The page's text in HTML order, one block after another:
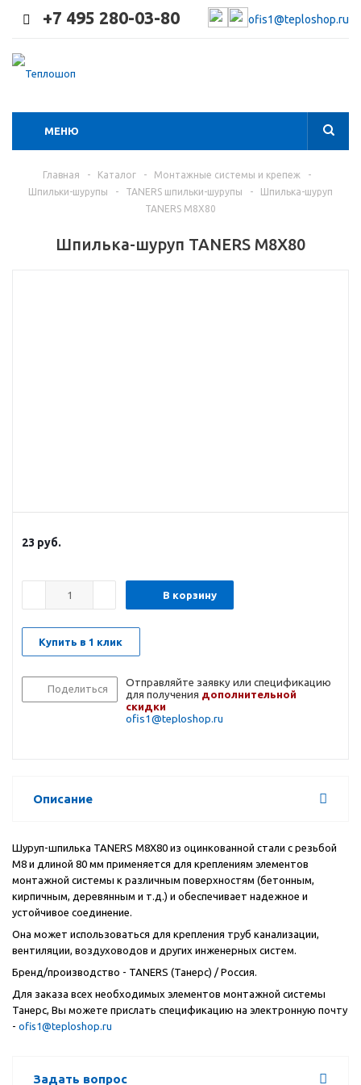
+7 495 280-03-80 ofis1@teploshop.ru
МЕНЮ
Главная - Каталог - Монтажные системы и крепеж
-
Шпильки-шурупы
- TANERS шпильки-шурупы -
Шпилька-шуруп
TANERS М8X80
Шпилька-шуруп TANERS М8X80
23 руб.
В корзину
Купить в 1 клик
Поделиться
Отправляйте заявку или спецификацию
для получения дополнительной
скидки
ofis1@teploshop.ru
Описание
Шуруп-шпилька TANERS М8X80 из оцинкованной стали с резьбой
М8 и длиной 80 мм применяется для креплениям элементов
монтажной системы к различным поверхностям (бетонным,
кирпичным, деревянным и т.д.) и обеспечивает надежное и
устойчивое соединение.
Она может использоваться для крепления труб канализации,
вентиляции, воздуховодов и других инженерных систем.
Бренд/производство - TANERS (Танерс) / Россия.
Для заказа всех необходимых элементов монтажной системы
Танерс, Вы можете прислать спецификацию на электронную почту
- ofis1@teploshop.ru
Задать вопрос